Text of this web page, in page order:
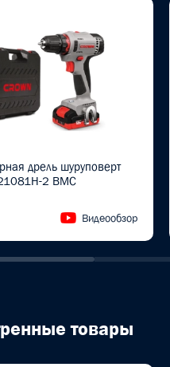
дрель шуруповерт
2 BMC
Видеообзор
товары